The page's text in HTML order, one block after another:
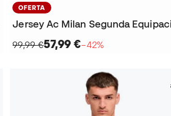
OFERTA
99,99 €57,99 €−42%